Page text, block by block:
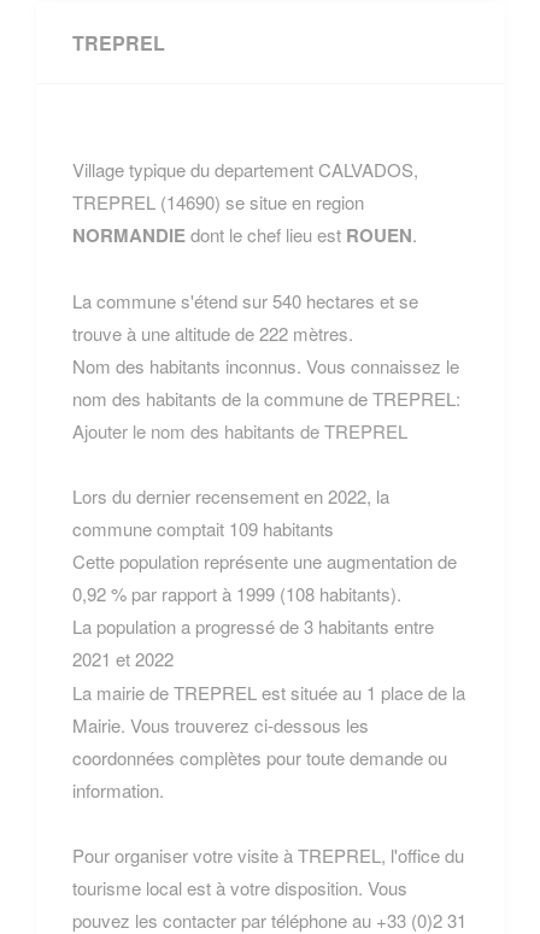
TREPREL
Village typique du departement CALVADOS,
TREPREL (14690) se situe en region
NORMANDIEdont le chef lieu est ROUEN.
La commune s'étend sur 540 hectares et se
trouve à une altitude de 222 mètres.
Nom des habitants inconnus. Vous connaissez le
nom des habitants de la commune de TREPREL:
Ajouter le nom des habitants de TREPREL
Lors du dernier recensement en 2022, la
commune comptait 109 habitants
Cette population représente une augmentation de
0,92 % par rapport à 1999 (108 habitants).
La population a progressé de 3 habitants entre
2021 et 2022
La mairie de TREPREL est située au 1 place de la
Mairie. Vous trouverez ci-dessous les
coordonnées complètes pour toute demande ou
information.
Pour organiser votre visite à TREPREL, l'office du
tourisme local est à votre disposition. Vous
pouvez les contacter par téléphone au +33 (0)2 31